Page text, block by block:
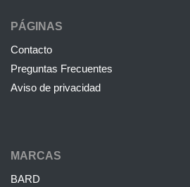
PÁGINAS
Contacto
Preguntas Frecuentes
Aviso de privacidad
MARCAS
BARD